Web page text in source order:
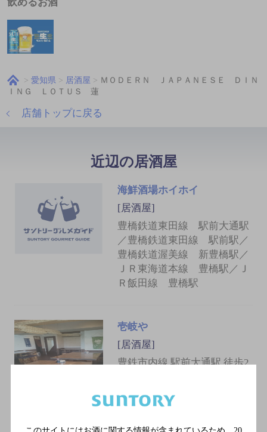
愛知県 居酒屋
ＭＯＤＥＲＮ ＪＡＰＡＮＥＳＥ ＤＩＮ
ＩＮＧ ＬＯＴＵＳ 蓮
店舗トップに戻る
近辺の居酒屋
海鮮酒場ホイホイ
[居酒屋]
豊橋鉄道東田線 駅前大通駅
／豊橋鉄道東田線 駅前駅／
豊橋鉄道渥美線 新豊橋駅／
ＪＲ東海道本線 豊橋駅／Ｊ
Ｒ飯田線 豊橋駅
壱岐や
[居酒屋]
豊鉄市内線 駅前大通駅 徒歩2
鉄板居酒屋ぜん豊橋駅前店
このサイトにはお酒に関する情報が含まれているため、 20